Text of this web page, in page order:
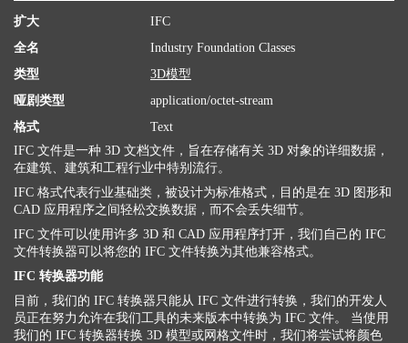
扩大
IFC
全名
Industry Foundation Classes
类型
3D模型
哑剧类型
application/octet-stream
格式
Text
IFC 文件是一种 3D 文档文件，旨在存储有关 3D 对象的详细数据，
在建筑、建筑和工程行业中特别流行。
IFC 格式代表行业基础类，被设计为标准格式，目的是在 3D 图形和
CAD 应用程序之间轻松交换数据，而不会丢失细节。
IFC 文件可以使用许多 3D 和 CAD 应用程序打开，我们自己的 IFC
文件转换器可以将您的 IFC 文件转换为其他兼容格式。
IFC 转换器功能
目前，我们的 IFC 转换器只能从 IFC 文件进行转换，我们的开发人
员正在努力允许在我们工具的未来版本中转换为 IFC 文件。 当使用
我们的 IFC 转换器转换 3D 模型或网格文件时，我们将尝试将颜色